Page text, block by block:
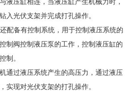
入光伏支架并完成打孔操作。
配备有控制系统，用于控制液压系统的
制阀控制液压泵的工作，控制液压缸的
制。
通过液压系统产生的高压力，通过液压
实现对光伏支架的打孔操作。